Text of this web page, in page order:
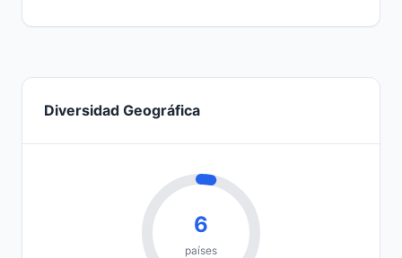
Diversidad Geográfica
6
países